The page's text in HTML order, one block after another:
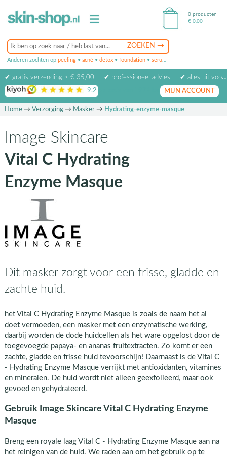
Anderen zochten op peeling • acné • detox • foundation • serum
0 producten
€ 0,00
✔ gratis verzending > € 35,00 ✔ professioneel advies
✔ alles uit voorraad leverbaar
9,2 op basis van beoordelingen
MIJN ACCOUNT
Home→ Verzorging→ Masker→ Hydrating-enzyme-masque
Image Skincare
Vital C Hydrating
Enzyme Masque
Dit masker zorgt voor een frisse, gladde en
zachte huid.
het Vital C Hydrating Enzyme Masque is zoals de naam het al
doet vermoeden, een masker met een enzymatische werking,
daarbij worden de dode huidcellen als het ware opgelost door de
toegevoegde papaya- en ananas fruitextracten. Zo komt er een
zachte, gladde en frisse huid tevoorschijn! Daarnaast is de Vital C
- Hydrating Enzyme Masque verrijkt met antioxidanten, vitamines
en mineralen. De huid wordt niet alleen geexfolieerd, maar ook
gevoed en gehydrateerd.
Gebruik Image Skincare Vital C Hydrating Enzyme
Masque
Breng een royale laag Vital C - Hydrating Enzyme Masque aan na
het reinigen van de huid. We raden aan om het gebruik op te